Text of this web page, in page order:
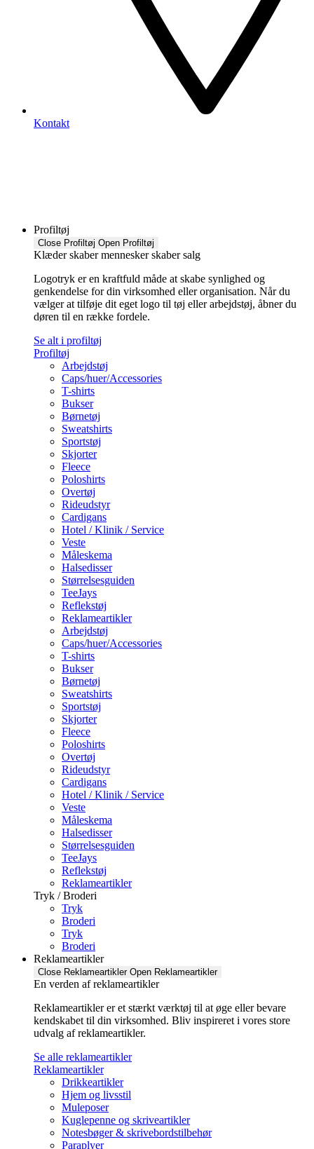
Kontakt
Profiltøj
Close Profiltøj Open Profiltøj
Klæder skaber mennesker skaber salg
Logotryk er en kraftfuld måde at skabe synlighed og
genkendelse for din virksomhed eller organisation. Når du
vælger at tilføje dit eget logo til tøj eller arbejdstøj, åbner du
døren til en række fordele.
Se alt i profiltøj
Profiltøj
Arbejdstøj
Caps/huer/Accessories
T-shirts
Bukser
Børnetøj
Sweatshirts
Sportstøj
Skjorter
Fleece
Poloshirts
Overtøj
Rideudstyr
Cardigans
Hotel / Klinik / Service
Veste
Måleskema
Halsedisser
Størrelsesguiden
TeeJays
Reflekstøj
Reklameartikler
Arbejdstøj
Caps/huer/Accessories
T-shirts
Bukser
Børnetøj
Sweatshirts
Sportstøj
Skjorter
Fleece
Poloshirts
Overtøj
Rideudstyr
Cardigans
Hotel / Klinik / Service
Veste
Måleskema
Halsedisser
Størrelsesguiden
TeeJays
Reflekstøj
Reklameartikler
Tryk / Broderi
Tryk
Broderi
Tryk
Broderi
Reklameartikler
Close Reklameartikler Open Reklameartikler
En verden af reklameartikler ​
Reklameartikler er et stærkt værktøj til at øge eller bevare
kendskabet til din virksomhed. Bliv inspireret i vores store
udvalg af reklameartikler.
Se alle reklameartikler
Reklameartikler
Drikkeartikler
Hjem og livsstil
Muleposer
Kuglepenne og skriveartikler
Notesbøger & skrivebordstilbehør
Paraplyer